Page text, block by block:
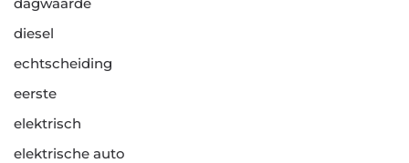
diesel
echtscheiding
eerste
elektrisch
elektrische auto